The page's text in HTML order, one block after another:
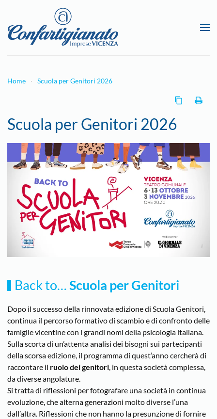
Passa al contenuto principale
Home Scuola per Genitori 2026
Scuola per Genitori 2026
Back to…Scuola per Genitori
Dopo il successo della rinnovata edizione di Scuola Genitori,
continua il percorso formativo di scambio e di confronto delle
famiglie vicentine con i grandi nomi della psicologia italiana.
Sulla scorta di un’attenta analisi dei bisogni sui partecipanti
della scorsa edizione, il programma di quest’anno cercherà di
raccontare il ruolo dei genitori, in questa società complessa,
da diverse angolature.
Si tratta di riflessioni per fotografare una società in continua
evoluzione, che alterna generazioni molto diverse l’una
dall’altra. Riflessioni che non hanno la presunzione di fornire